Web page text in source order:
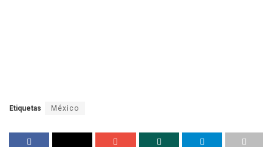
Etiquetas México